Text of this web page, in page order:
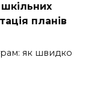
планів
як швидко